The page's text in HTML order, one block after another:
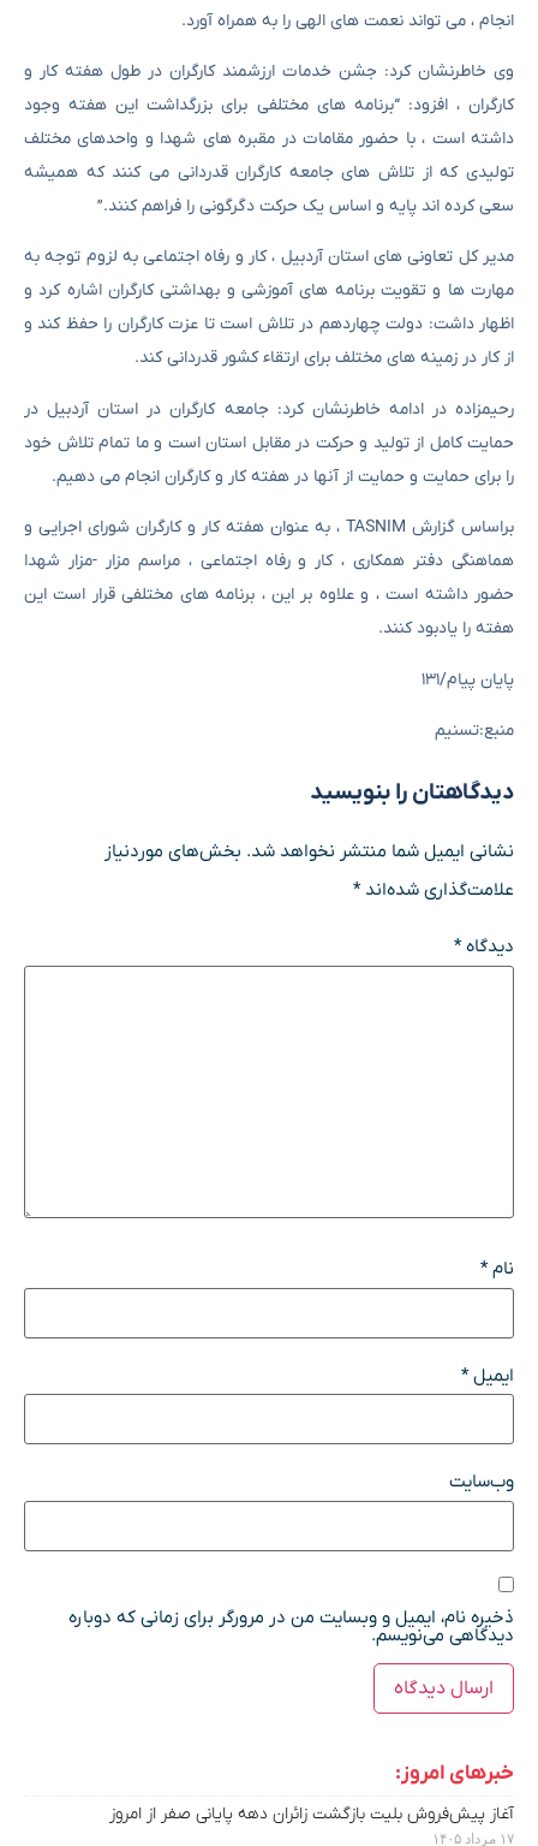
انجام ، می تواند نعمت های الهی را به همراه آورد.
وی خاطرنشان کرد: جشن خدمات ارزشمند کارگران در طول هفته کار و
کارگران ، افزود: “برنامه های مختلفی برای بزرگداشت این هفته وجود
داشته است ، با حضور مقامات در مقبره های شهدا و واحدهای مختلف
تولیدی که از تلاش های جامعه کارگران قدردانی می کنند که همیشه
سعی کرده اند پایه و اساس یک حرکت دگرگونی را فراهم کنند.”
مدیر کل تعاونی های استان آردبیل ، کار و رفاه اجتماعی به لزوم توجه به
مهارت ها و تقویت برنامه های آموزشی و بهداشتی کارگران اشاره کرد و
اظهار داشت: دولت چهاردهم در تلاش است تا عزت کارگران را حفظ کند و
از کار در زمینه های مختلف برای ارتقاء کشور قدردانی کند.
رحیمزاده در ادامه خاطرنشان کرد: جامعه کارگران در استان آردبیل در
حمایت کامل از تولید و حرکت در مقابل استان است و ما تمام تلاش خود
را برای حمایت و حمایت از آنها در هفته کار و کارگران انجام می دهیم.
براساس گزارش TASNIM ، به عنوان هفته کار و کارگران شورای اجرایی و
هماهنگی دفتر همکاری ، کار و رفاه اجتماعی ، مراسم مزار -مزار شهدا
حضور داشته است ، و علاوه بر این ، برنامه های مختلفی قرار است این
هفته را یادبود کنند.
پایان پیام/۱۳۱
منبع:تسنیم
دیدگاهتان را بنویسید
نشانی ایمیل شما منتشر نخواهد شد. بخش‌های موردنیاز
علامت‌گذاری شده‌اند*
دیدگاه*
نام*
ایمیل*
وب‌سایت
ذخیره نام، ایمیل و وبسایت من در مرورگر برای زمانی که دوباره
دیدگاهی می‌نویسم.
خبرهای امروز:
آغاز پیش‌فروش بلیت بازگشت زائران دهه پایانی صفر از امروز
۱۷ مرداد ۱۴۰۵